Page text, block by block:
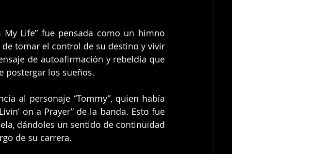
My Life” fue pensada como un himno
tomar el control de su destino y vivir
de autoafirmación y rebeldía que
postergar los sueños.
al personaje “Tommy”, quien había
on a Prayer” de la banda. Esto fue
dándoles un sentido de continuidad
de su carrera.